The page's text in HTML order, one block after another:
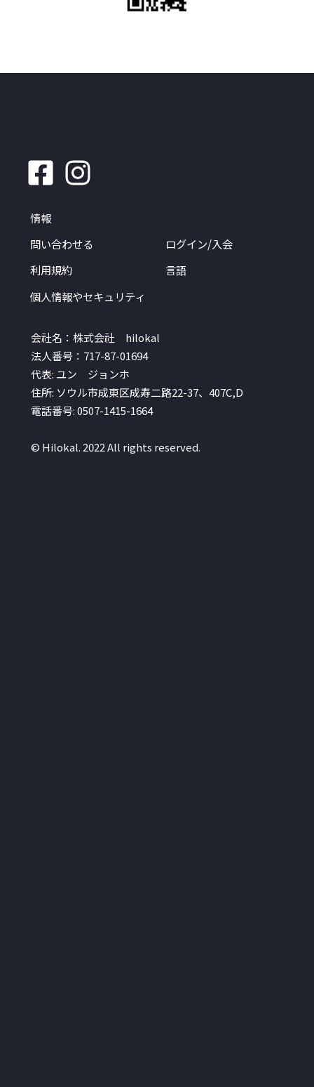
情報
問い合わせる
利用規約
個人情報やセキュリティ
ログイン/入会
言語
会社名：株式会社 hilokal
法人番号：717-87-01694
代表: ユン ジョンホ
住所: ソウル市成東区成寿二路22-37、407C,D
電話番号: 0507-1415-1664
© Hilokal. 2022 All rights reserved.